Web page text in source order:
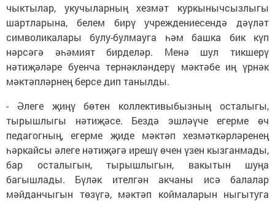
чыктылар, укучыларның хезмәт куркынычсызлыгы
шартларына, белем бирү учреждениесендә дәүләт
символикалары булу-булмауга һәм башка бик күп
нәрсәгә әһәмият бирделәр. Менә шул тикшерү
нәтиҗәләре буенча тернәкләндерү мәктәбе иң үрнәк
мәктәпләрнең берсе дип танылды.
- Әлеге җиңү бөтен коллективыбызның осталыгы,
тырышлыгы нәтиҗәсе. Бездә эшләүче егерме өч
педагогның, егерме җиде мәктәп хезмәткәрләренең
һәркайсы әлеге нәтиҗәгә ирешү өчен үзен кызганмады,
бар осталыгын, тырышлыгын, вакытын шуңа
багышлады. Бүләк ителгән акчаны исә балалар
мәйданчыгын төзүгә, мәктәп коймаларын ныгытуга